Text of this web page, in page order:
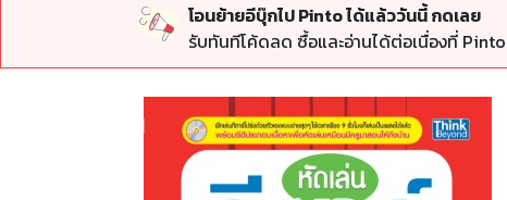
โอนย้ายอีบุ๊กไป Pinto ได้แล้ววันนี้ กดเลย
รับทันทีโค้ดลด ซื้อและอ่านได้ต่อเนื่องที่ Pinto